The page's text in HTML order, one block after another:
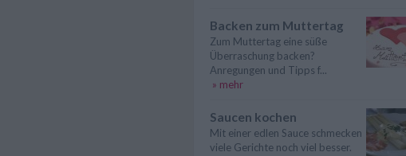
Backen zum Muttertag
Zum Muttertag eine süße
Überraschung backen?
Anregungen und Tipps f...
» mehr
Saucen kochen
Mit einer edlen Sauce schmecken
viele Gerichte noch viel besser.